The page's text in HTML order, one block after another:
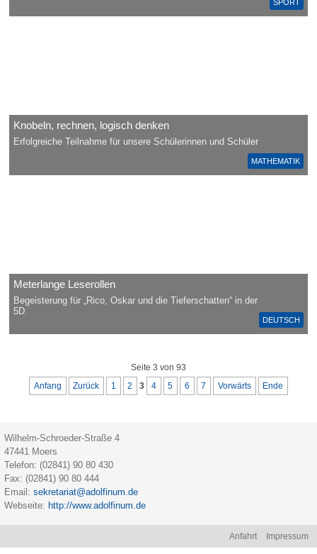
SPORT
MATHEMATIK
Knobeln, rechnen, logisch denken
Erfolgreiche Teilnahme für unsere Schülerinnen und Schüler
DEUTSCH
Meterlange Leserollen
Begeisterung für „Rico, Oskar und die Tieferschatten“ in der
5D
Seite 3 von 93
Anfang Zurück 1 2 3 4 5 6 7 Vorwärts Ende
Wilhelm-Schroeder-Straße 4
47441 Moers
Telefon: (02841) 90 80 430
Fax: (02841) 90 80 444
Email:sekretariat@adolfinum.de
Webseite: http://www.adolfinum.de
Anfahrt Impressum